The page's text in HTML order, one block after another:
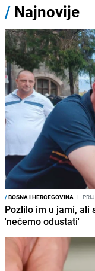
/ Najnovije
/BOSNA I HERCEGOVINA I
Pozlilo im u jami, ali
'nećemo odustati'